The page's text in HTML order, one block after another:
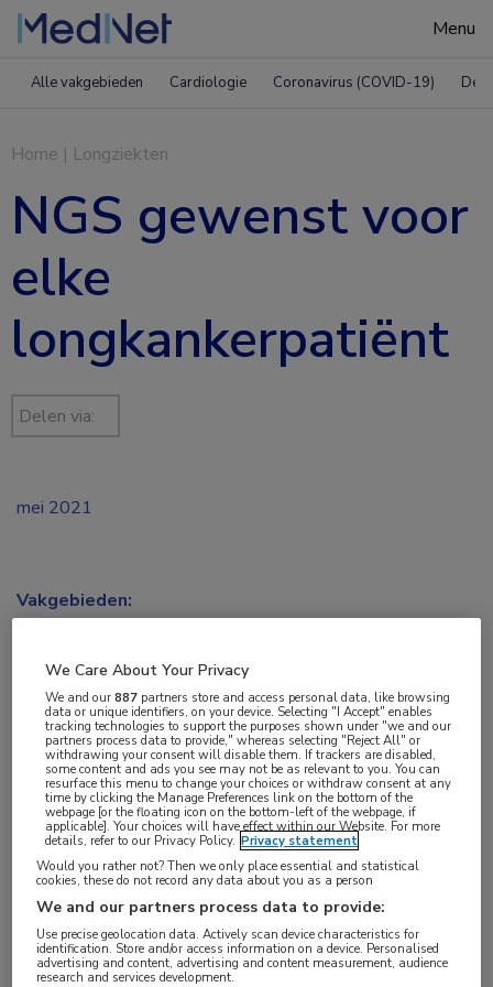
Zoeken
Menu
Alle vakgebieden Cardiologie Coronavirus (COVID-19)
Home | Longziekten
NGS gewenst voor
elke
longkankerpatiënt
Delen via:
“Elke longkankerpatiënt zou NGS-onderzoek
moeten krijgen”, zegt Joachim Aerts van het
Erasmus MC in Rotterdam tegen de NOS. “Dat
moet gebeuren in gespecialiseerde centra.” Op
mei 2021
Vakgebieden:
Aandachtsgebieden:
Longoncologie
Tags:
next-generation sequencing,targeted therapie
We Care About Your Privacy
We and our887 partners store and access personal data, like browsing
data or unique identifiers, on your device. Selecting "I Accept" enables
tracking technologies to support the purposes shown under "we and our
partners process data to provide," whereas selecting "Reject All" or
withdrawing your consent will disable them. If trackers are disabled,
some content and ads you see may not be as relevant to you. You can
resurface this menu to change your choices or withdraw consent at any
time by clicking the Manage Preferences link on the bottom of the
webpage [or the floating icon on the bottom-left of the webpage, if
applicable]. Your choices will have effect within our Website. For more
details, refer to our Privacy Policy. Privacy statement
Would you rather not? Then we only place essential and statistical
cookies, these do not record any data about you as a person
We and our partners process data to provide:
Use precise geolocation data. Actively scan device characteristics for
identification. Store and/or access information on a device. Personalised
advertising and content, advertising and content measurement, audience
research and services development.